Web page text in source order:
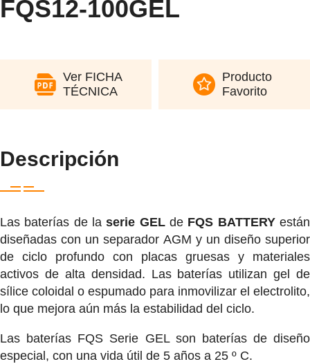
FQS12-100GEL
Ver FICHA
TÉCNICA
Producto
Favorito
Descripción
Las baterías de laserie GELde FQS BATTERYestán
diseñadas con un separador AGM y un diseño superior
de ciclo profundo con placas gruesas y materiales
activos de alta densidad. Las baterías utilizan gel de
sílice coloidal o espumado para inmovilizar el electrolito,
lo que mejora aún más la estabilidad del ciclo.
Las baterías FQS Serie GEL son baterías de diseño
especial, con una vida útil de 5 años a 25 º C.